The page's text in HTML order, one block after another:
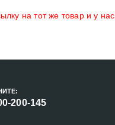
на тот же товар и у
200-145